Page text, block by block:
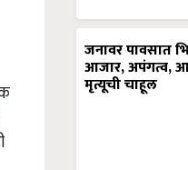
जनावर पावसात
आजार, अपंगत्व,
मृत्यूची चाहूल